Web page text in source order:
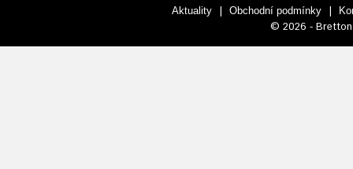
Aktuality | Obchodní podmínky |
© 2026 - Bretton